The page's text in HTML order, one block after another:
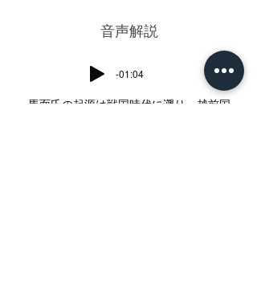
​音声解説
-01:04
馬面氏の起源は戦国時代に遡り、越前国